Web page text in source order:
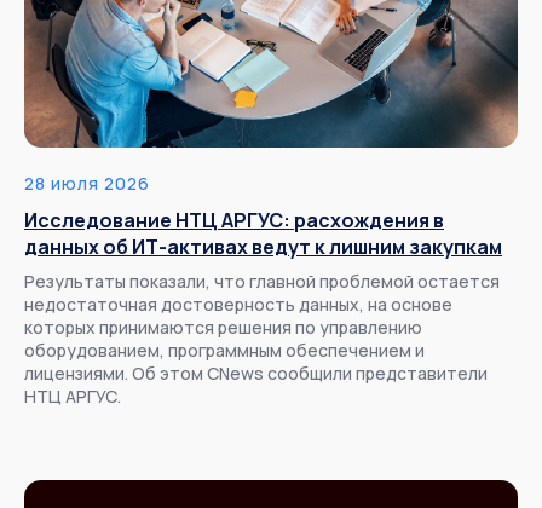
28 июля 2026
Исследование НТЦ АРГУС: расхождения в
данных об ИТ-активах ведут к лишним закупкам
Результаты показали, что главной проблемой остается
недостаточная достоверность данных, на основе
которых принимаются решения по управлению
оборудованием, программным обеспечением и
лицензиями. Об этом CNews сообщили представители
НТЦ АРГУС.